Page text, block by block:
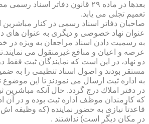
تعمیم تجلی می یابد.
صاحبان دفاتر اسناد رسمی در كنار مباشرین
عنوان نهاد خصوصی و دیگری به عنوان های
به رسمیت دادن اسناد مراجعان به ویژه در
عرصه و اعیان و منافع غیرمنقول می
دو نهاد، در این است كه نمایندگان ثبت فقط
مستقر بودند و اصول اسناد تنظیمی را به
به اداره ثبت ارسال می نمودند تا این
در دفتر املاك درج گردد. حال آنكه مباشرین
كه كارمندان موظف اداره ثبت بوده و در آن
قاعدتاً نیازی به حضور نماینده (كه وظیفه
در مكان دیگر است) نداشتند .